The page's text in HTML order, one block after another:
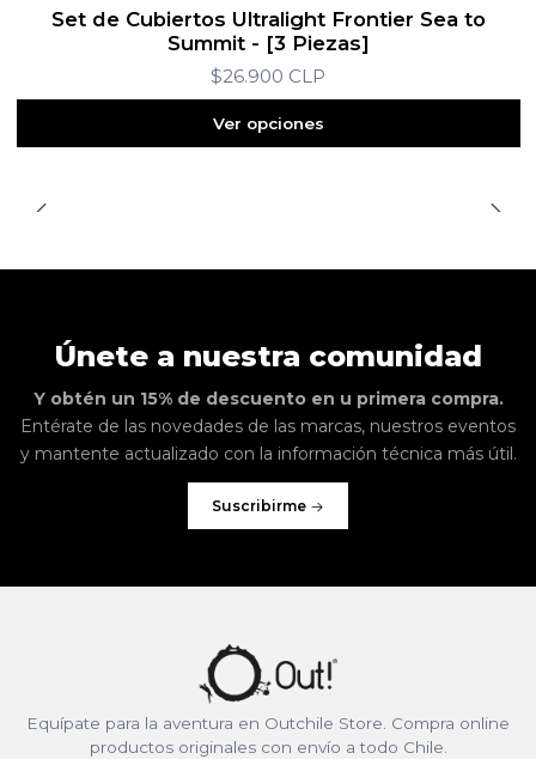
Set de Cubiertos Ultralight Frontier Sea to
Summit - [3 Piezas]
$26.900 CLP
Ver opciones
Únete a nuestra comunidad
Y obtén un 15% de descuento en u primera compra.
Entérate de las novedades de las marcas, nuestros eventos
y mantente actualizado con la información técnica más útil.
Suscribirme
Equípate para la aventura en Outchile Store. Compra online
productos originales con envío a todo Chile.